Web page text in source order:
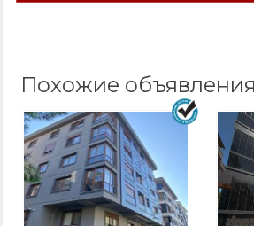
Похожие объявления